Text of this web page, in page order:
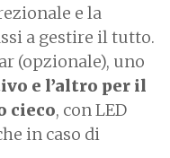
e la
a gestire il tutto.
(opzionale), uno
e l’altro per il
cieco, con LED
in caso di